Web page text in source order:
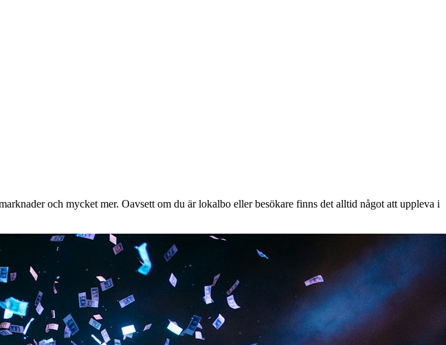
och mycket mer. Oavsett om du är lokalbo eller besökare finns det alltid något att uppleva i